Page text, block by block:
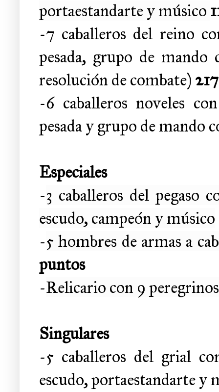
portaestandarte y músico
-7 caballeros del reino
pesada, grupo de
resolución de combate)
-6 caballeros noveles
pesada y grupo de mando
Especiales
-3 caballeros del pegaso
escudo, campeón y músico
-5 hombres de armas a
puntos
-Relicario con 9
Singulares
-5 caballeros del grial
escudo, portaestandarte y